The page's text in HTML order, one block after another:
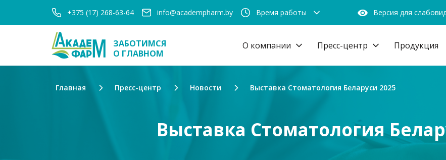
+375 (17) 268-63-64 info@academpharm.by Время работы Версия для
ЗАБОТИМСЯ
О ГЛАВНОМ
О компании Пресс-центр Продукция
Главная Пресс-центр Новости Выставка Стоматология Беларуси 2025
Выставка Стоматология